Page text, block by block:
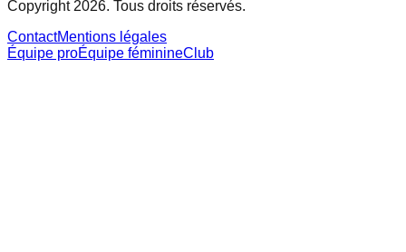
Copyright 2026. Tous droits réservés.
ContactMentions légales
Équipe proÉquipe féminineClub